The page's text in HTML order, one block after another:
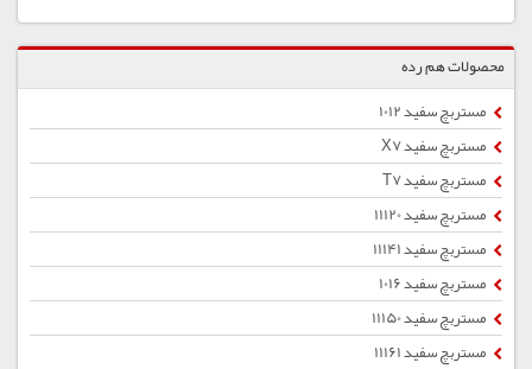
محصولات هم رده
مستربچ سفید 1012
مستربچ سفید X7
مستربچ سفید T7
مستربچ سفید 11120
مستربچ سفید 11141
مستربچ سفید 1016
مستربچ سفید 11150
مستربچ سفید 11161